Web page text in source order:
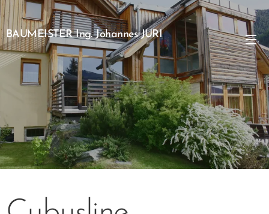
BAUMEISTER Ing. Johannes JURI